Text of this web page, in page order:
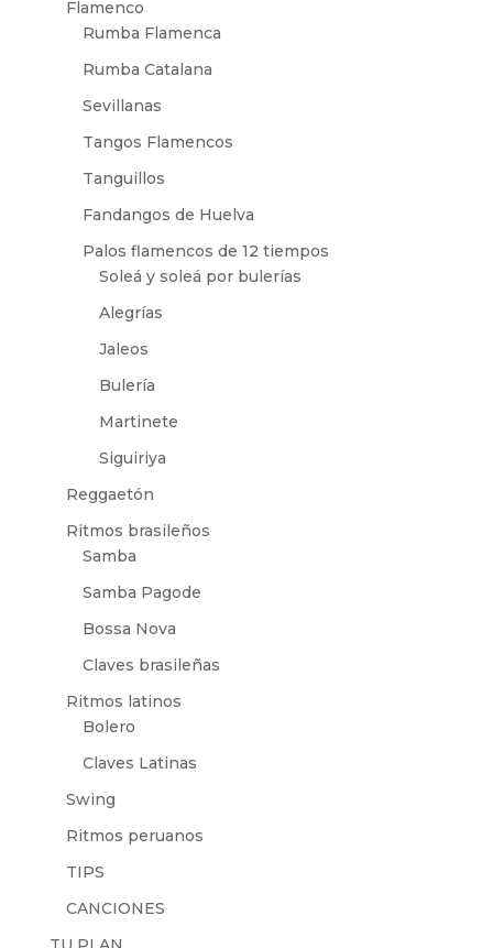
Flamenco
Rumba Flamenca
Rumba Catalana
Sevillanas
Tangos Flamencos
Tanguillos
Fandangos de Huelva
Palos flamencos de 12 tiempos
Soleá y soleá por bulerías
Alegrías
Jaleos
Bulería
Martinete
Siguiriya
Reggaetón
Ritmos brasileños
Samba
Samba Pagode
Bossa Nova
Claves brasileñas
Ritmos latinos
Bolero
Claves Latinas
Swing
Ritmos peruanos
TIPS
CANCIONES